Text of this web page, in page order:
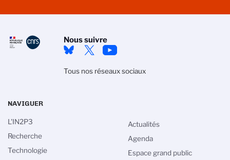
Nous suivre
Tous nos réseaux sociaux
NAVIGUER
L'IN2P3
Recherche
Technologie
Actualités
Agenda
Espace grand public